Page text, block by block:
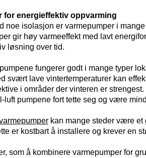
for energieffektiv oppvarming
noe isolasjon er varmepumper i
gir høy varmeeffekt med lavt
løsning over tid.
fungerer godt i mange typer
svært lave vintertemperaturer kan
i områder der vinteren er
luft pumpene fort tette seg og være
kan mange steder være et
er kostbart å installere og krever en
som å kombinere varmepumper for